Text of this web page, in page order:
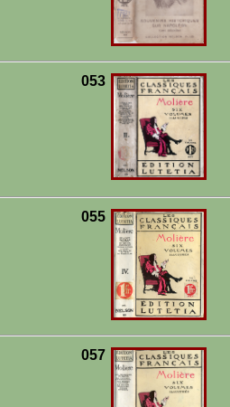
053
055
057